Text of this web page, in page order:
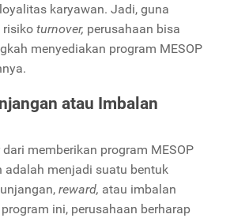
karyawan. Jadi, guna
risiko turnover, perusahaan bisa
menyediakan program MESOP
atau Imbalan
memberikan program MESOP
adalah menjadi suatu bentuk
reward, atau imbalan
ini, perusahaan berharap